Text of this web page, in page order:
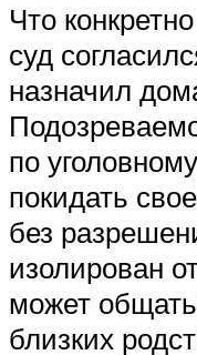
Что
суд
назначил
по
покидать
без
изолирован
может
близких